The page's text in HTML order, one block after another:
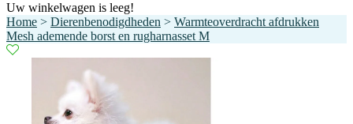
Uw winkelwagen is leeg!
Home > Dierenbenodigdheden > Warmteoverdracht afdrukken
Mesh ademende borst en rugharnasset M